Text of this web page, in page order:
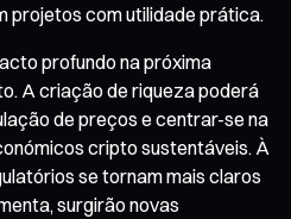
projetos com utilidade prática.
profundo na próxima
A criação de riqueza poderá
de preços e centrar-se na
cripto sustentáveis. À
se tornam mais claros
surgirão novas